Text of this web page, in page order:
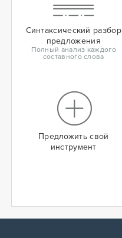
Синтаксический разбор
предложения
Полный анализ каждого
составного слова
Предложить свой
инструмент